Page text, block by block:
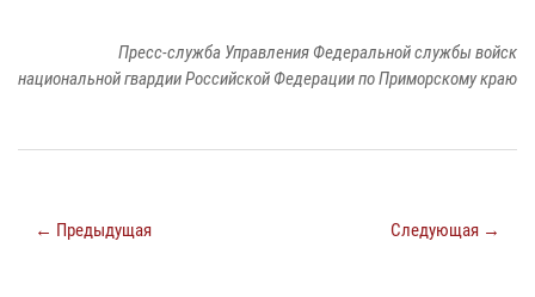
Пресс-служба Управления Федеральной службы войск
национальной гвардии Российской Федерации по Приморскому краю
← Предыдущая Следующая →